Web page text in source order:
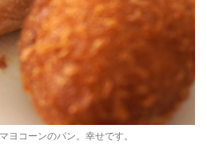
ヨコーンのパン。幸せです。